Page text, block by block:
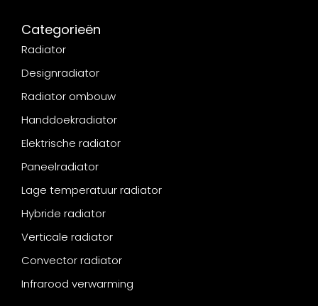
Categorieën
Radiator
Designradiator
Radiator ombouw
Handdoekradiator
Elektrische radiator
Paneelradiator
Lage temperatuur radiator
Hybride radiator
Verticale radiator
Convector radiator
Infrarood verwarming